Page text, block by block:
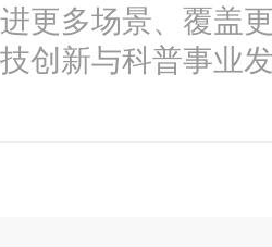
更多场景、覆盖
创新与科普事业